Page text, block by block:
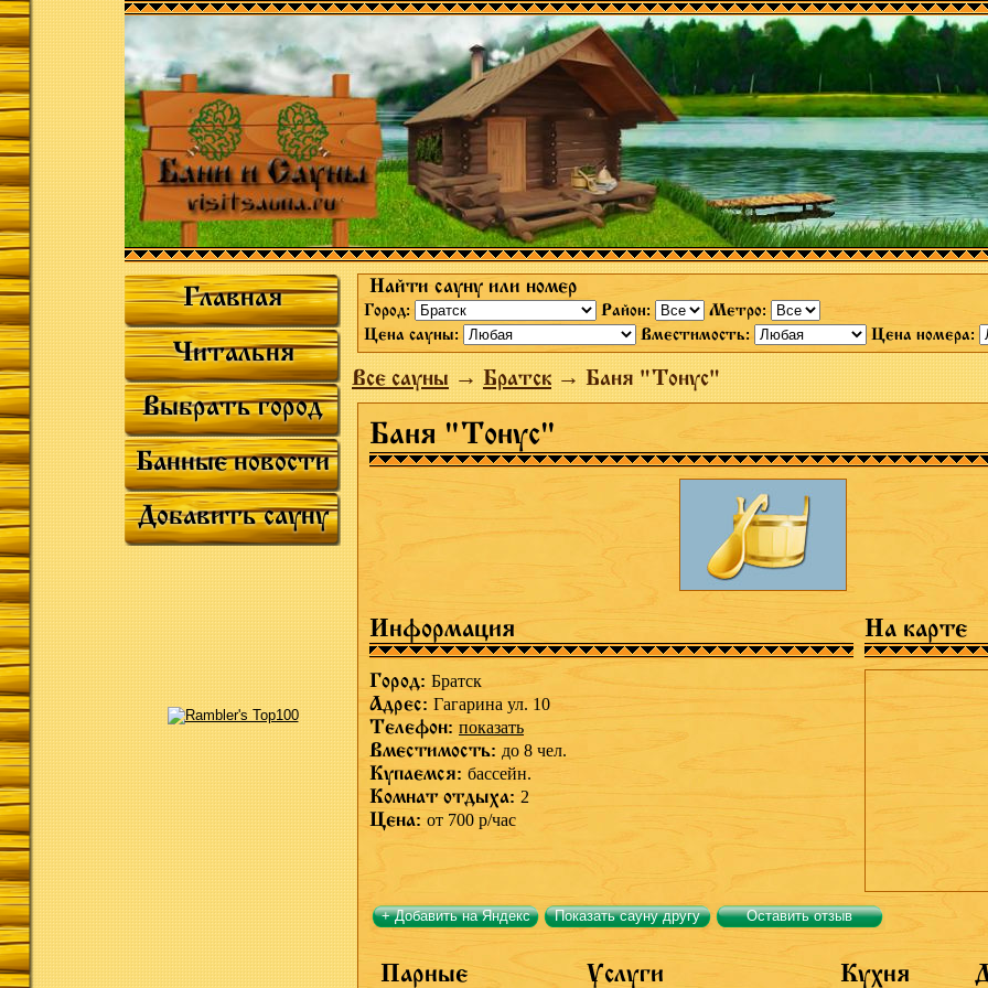
Главная
Читальня
Выбрать город
Банные новости
Добавить сауну
Найти сауну или номер
Город: Район:
Метро:
Цена сауны:
Вместимость: Цена номера:
Все сауны→Братск→ Баня "Тонус"
Баня "Тонус"
Информация На карте
Город: Братск
Адрес: Гагарина ул. 10
Телефон: показать
Вместимость: до 8 чел.
Купаемся: бассейн.
Комнат отдыха: 2
Цена: от 700 р/час
+ Добавить на Яндекс Показать сауну другу Оставить отзыв
Парные Услуги Кухня